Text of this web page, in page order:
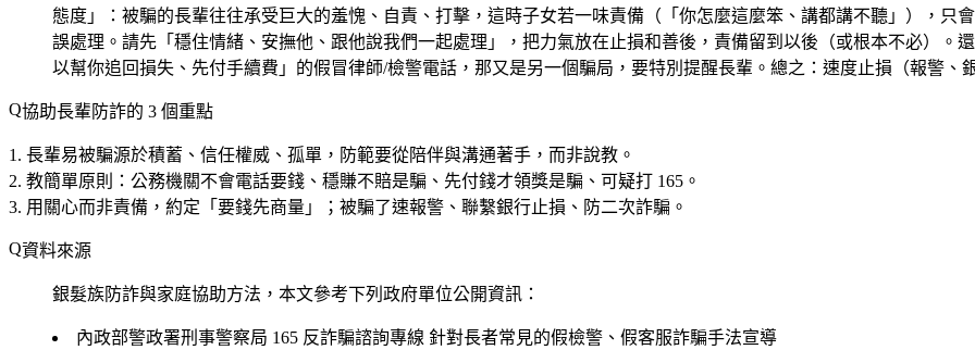
態度」：被騙的長輩往往承受巨大的羞愧、自責、打擊，這時子女若一味責備（「你怎麼這麼笨、講都講不聽」），只
誤處理。請先「穩住情緒、安撫他、跟他說我們一起處理」，把力氣放在止損和善後，責備留到以後（或根本不必）
以幫你追回損失、先付手續費」的假冒律師/檢警電話，那又是另一個騙局，要特別提醒長輩。總之：速度止損（報警、
協助長輩防詐的 3 個重點
長輩易被騙源於積蓄、信任權威、孤單 ，防範要從陪伴與溝通著手，而非說教。
教簡單原則
：公務機關不會電話要錢、穩賺不賠是騙、先付錢才領獎是騙、可疑打 165。
用關心而非責備 ，約定「要錢先商量」；被騙了速報警、聯繫銀行止損、防二次詐騙。
資料來源
銀髮族防詐與家庭協助方法，本文參考下列政府單位公開資訊：
內政部警政署刑事警察局 165 反詐騙諮詢專線 針對長者常見的假檢警、假客服詐騙手法宣導